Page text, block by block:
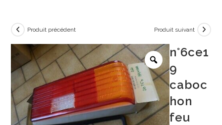
Produit précédent Produit suivant
n°6ce1
9
caboc
hon
feu